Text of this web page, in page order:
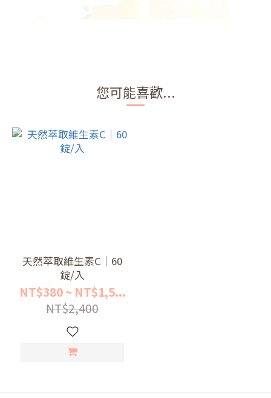
您可能喜歡...
天然萃取維生素C｜60
錠/入
NT$380 ~ NT$1,5...
NT$2,400